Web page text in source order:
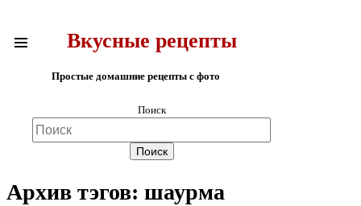
Вкусные рецепты
Простые домашние рецепты с фото
Поиск
Архив тэгов: шаурма